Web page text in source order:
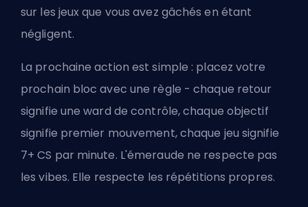
sur les jeux que vous avez gâchés en étant
négligent.
La prochaine action est simple : placez votre
prochain bloc avec une règle - chaque retour
signifie une ward de contrôle, chaque objectif
signifie premier mouvement, chaque jeu signifie
7+ CS par minute. L'émeraude ne respecte pas
les vibes. Elle respecte les répétitions propres.